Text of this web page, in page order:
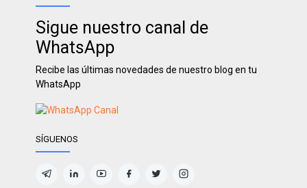
Sigue nuestro canal de
WhatsApp
Recibe las últimas novedades de nuestro blog en tu
WhatsApp
SÍGUENOS